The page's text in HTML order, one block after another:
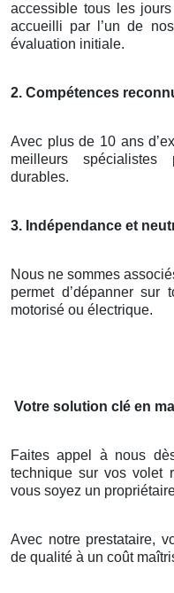
accessible tous les
accueilli par l’un de
évaluation initiale.
2. Compétences
Avec plus de 10 ans
meilleurs
durables.
3. Indépendance et
Nous ne sommes
permet d’dépanner sur
motorisé ou électrique.
Votre solution clé en
Faites appel à nous
technique sur vos volet
vous soyez un
Avec notre prestataire,
de qualité à un coût